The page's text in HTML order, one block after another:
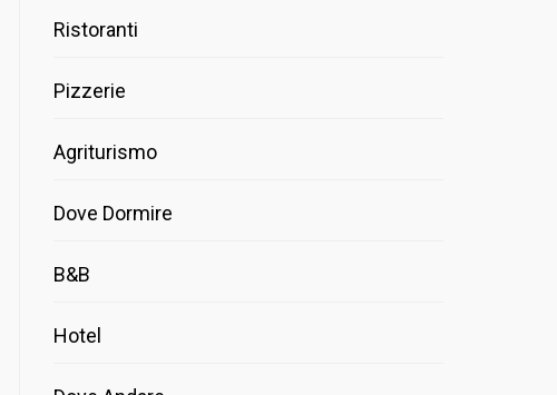
Ristoranti
Pizzerie
Agriturismo
Dove Dormire
B&B
Hotel